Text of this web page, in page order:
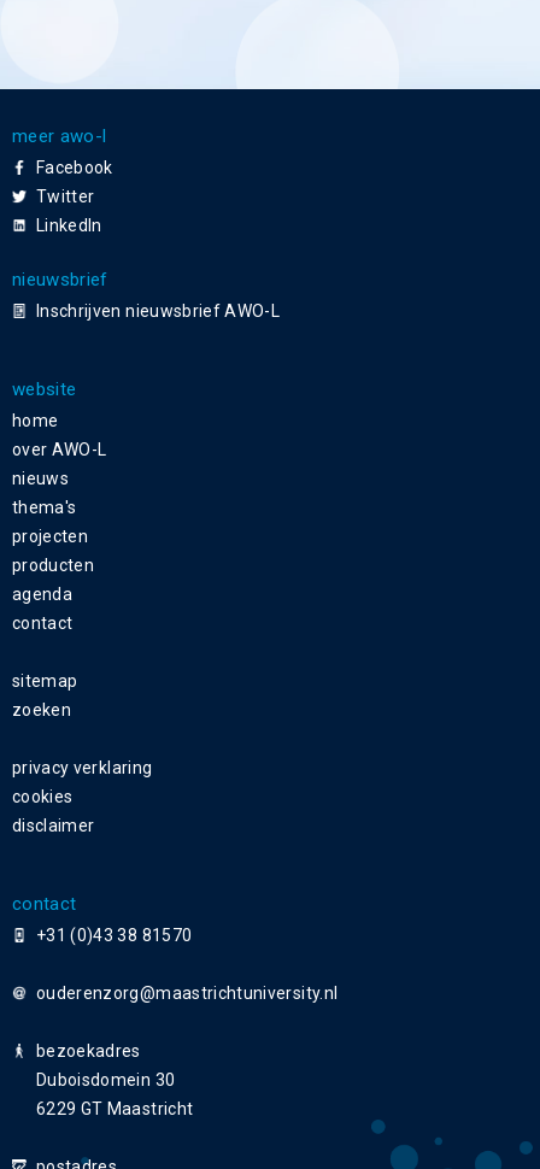
meer awo-l
Facebook
Twitter
LinkedIn
nieuwsbrief
Inschrijven nieuwsbrief AWO-L
website
home
over AWO-L
nieuws
thema's
projecten
producten
agenda
contact
sitemap
zoeken
privacy verklaring
cookies
disclaimer
contact
+31 (0)43 38 81570
ouderenzorg
bezoekadres
Duboisdomein 30
6229 GT Maastricht